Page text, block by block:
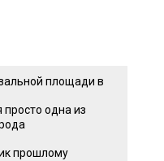
площади в
одна из
прошлому